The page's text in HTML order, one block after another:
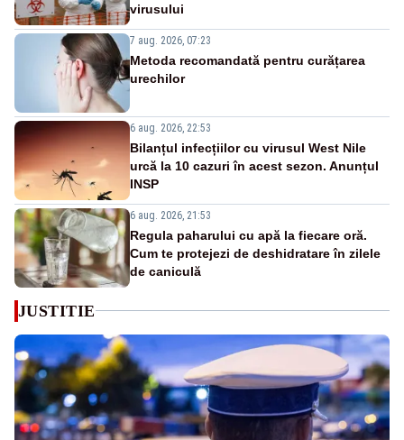
virusului
7 aug. 2026, 07:23
Metoda recomandată pentru curățarea
urechilor
6 aug. 2026, 22:53
Bilanțul infecțiilor cu virusul West Nile
urcă la 10 cazuri în acest sezon. Anunțul
INSP
6 aug. 2026, 21:53
Regula paharului cu apă la fiecare oră.
Cum te protejezi de deshidratare în zilele
de caniculă
JUSTITIE